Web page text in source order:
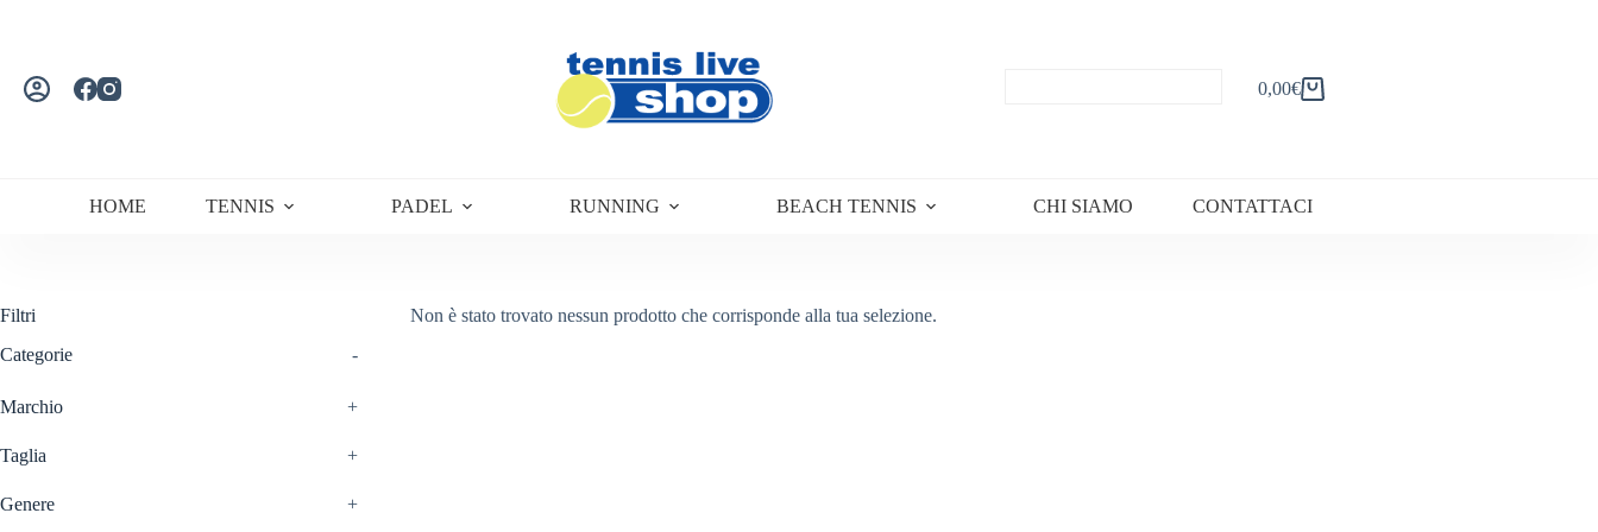
Carrello
0,00€
HOME TENNIS PADEL RUNNING BEACH TENNIS CHI SIAMO CONTATTACI
Non è stato trovato nessun prodotto che corrisponde alla tua selezione.
Filtri
Categorie
-
Marchio +
Taglia +
Genere +